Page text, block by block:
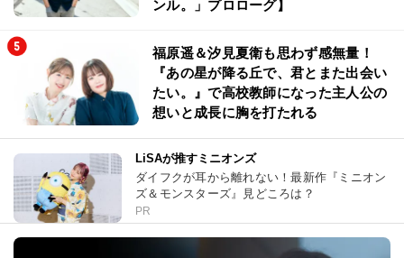
ンル。」プロローグ】
福原遥＆汐見夏衛も思わず感無量！
『あの星が降る丘で、君とまた出会い
たい。』で高校教師になった主人公の
想いと成長に胸を打たれる
LiSAが推すミニオンズ
ダイフクが耳から離れない！最新作『ミニオン
ズ＆モンスターズ』見どころは？
PR